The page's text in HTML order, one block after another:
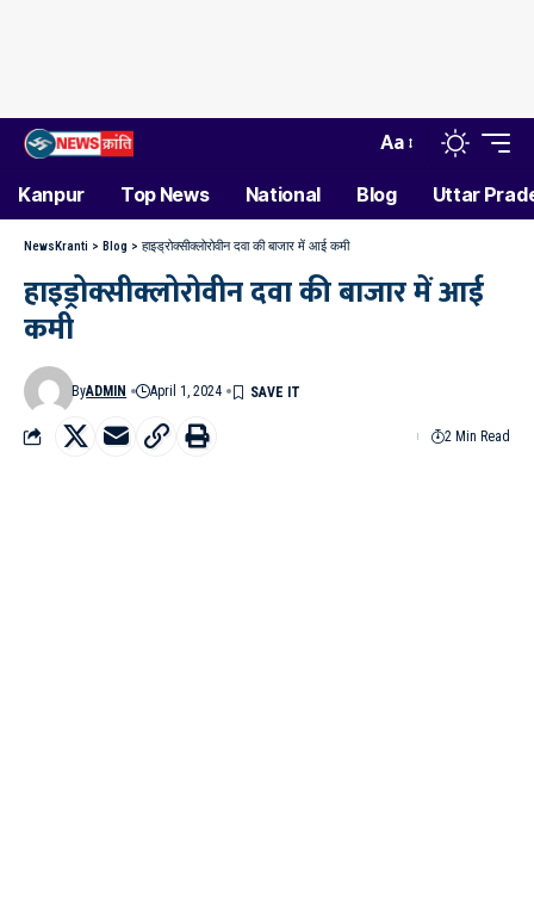
Aa
Kanpur Top News National Blog Uttar
NewsKranti > Blog > हाइड्रोक्सीक्लोरोवीन दवा की बाजार में आई कमी
हाइड्रोक्सीक्लोरोवीन दवा की बाजार में आई
कमी
ByADMIN April 1, 2024
2 Min Read